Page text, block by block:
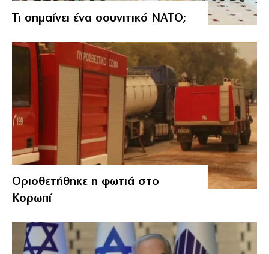
Τι σημαίνει ένα σουνιτικό ΝΑΤΟ;
Οριοθετήθηκε η φωτιά στο
Κορωπί